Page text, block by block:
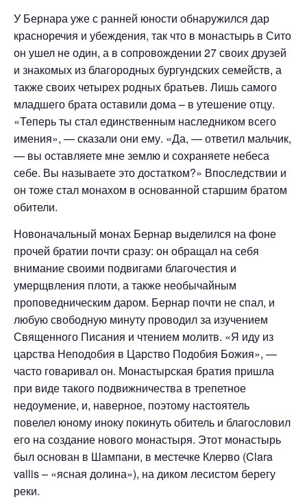
У Бернара уже с ранней юности обнаружился дар
красноречия и убеждения, так что в монастырь в Сито
он ушел не один, а в сопровождении 27 своих друзей
и знакомых из благородных бургундских семейств, а
также своих четырех родных братьев. Лишь самого
младшего брата оставили дома – в утешение отцу.
«Теперь ты стал единственным наследником всего
имения», — сказали они ему. «Да, — ответил мальчик,
— вы оставляете мне землю и сохраняете небеса
себе. Вы называете это достатком?» Впоследствии и
он тоже стал монахом в основанной старшим братом
обители.
Новоначальный монах Бернар выделился на фоне
прочей братии почти сразу: он обращал на себя
внимание своими подвигами благочестия и
умерщвления плоти, а также необычайным
проповедническим даром. Бернар почти не спал, и
любую свободную минуту проводил за изучением
Священного Писания и чтением молитв. «Я иду из
царства Неподобия в Царство Подобия Божия», —
часто говаривал он. Монастырская братия пришла
при виде такого подвижничества в трепетное
недоумение, и, наверное, поэтому настоятель
повелел юному иноку покинуть обитель и благословил
его на создание нового монастыря. Этот монастырь
был основан в Шампани, в местечке Клерво (Clara
vallis – «ясная долина»), на диком лесистом берегу
реки.